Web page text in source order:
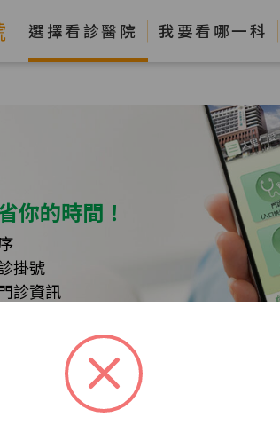
選擇看診醫院 我要看哪一科
你的時間！
掛號
診資訊
程